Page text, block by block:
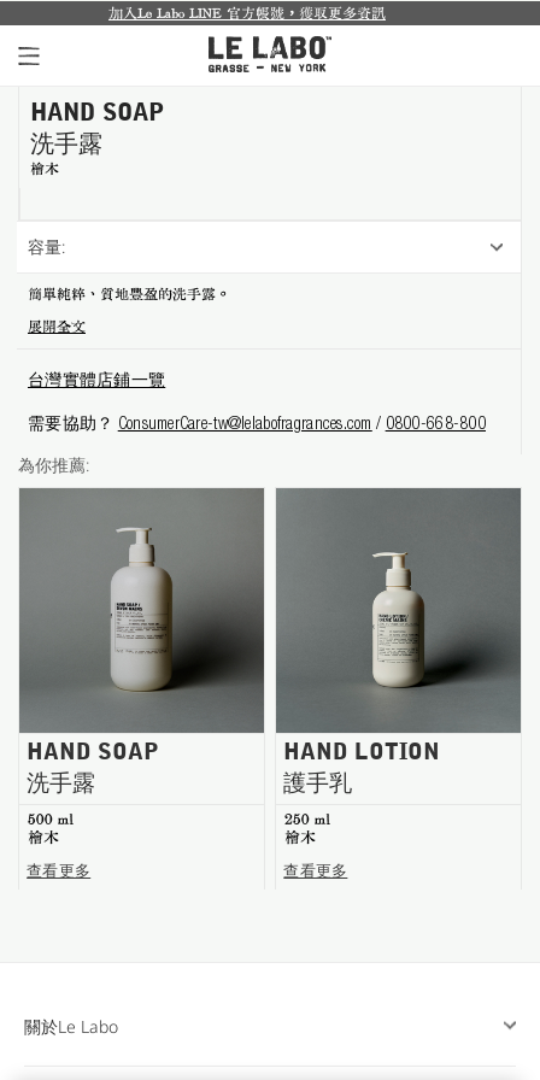
個人香氛系列
室內香氛系列
別緻小物
探索體驗裝
關於我們
台南五福商店
Le Labo LINE 官方帳號，獲取更多資訊
HAND SOAP
洗手露
檜木
容量:
簡單純粹、質地豐盈的洗手露。
展開全文
台灣實體店鋪一覽
需要協助？ ConsumerCare-tw@lelabofragrances.com / 0800-668-800
為你推薦:
HAND SOAP
洗手露
500 ml
檜木
查看更多
HAND LOTION
護手乳
250 ml
檜木
查看更多
關於Le Labo